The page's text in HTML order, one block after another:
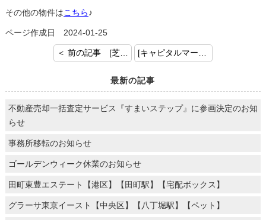
その他の物件はこちら♪
ページ作成日 2024-01-25
＜ 前の記事 [芝浦アイランドケープタワー【田町駅】【ペット可】【タワーマンション】]
最新の記事
不動産売却一括査定サービス『すまいステップ』に参画決定のお知
らせ
事務所移転のお知らせ
ゴールデンウィーク休業のお知らせ
田町東豊エステート【港区】【田町駅】【宅配ボックス】
グラーサ東京イースト【中央区】【八丁堀駅】【ペット】